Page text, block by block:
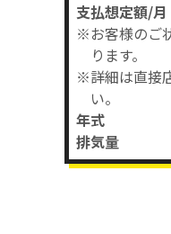
支払想定額/月
※お客様のご
ります。
※詳細は直接
い。
年式
排気量